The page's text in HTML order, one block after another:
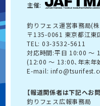
主催:
釣りフェス運営事務局(
〒135-0061 東京都江東
TEL: 03-3532-5611
対応時間:平日 10:00 〜
(12:00 〜 13:00、年末
E-mail:
【報道関係者は下記へお
釣りフェス広報事務局